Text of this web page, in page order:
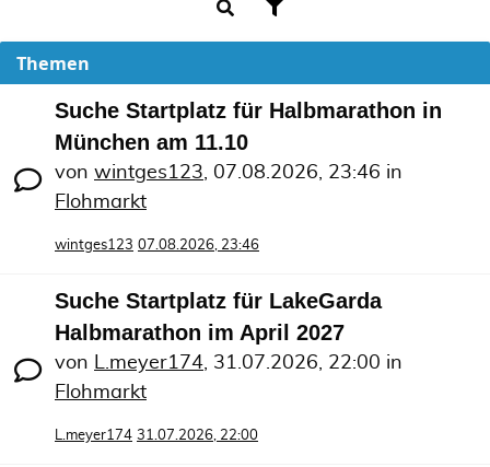
Themen
Suche Startplatz für Halbmarathon in
München am 11.10
von wintges123, 07.08.2026, 23:46 in
Flohmarkt
wintges123 07.08.2026, 23:46
Suche Startplatz für LakeGarda
Halbmarathon im April 2027
von L.meyer174, 31.07.2026, 22:00 in
Flohmarkt
L.meyer174 31.07.2026, 22:00